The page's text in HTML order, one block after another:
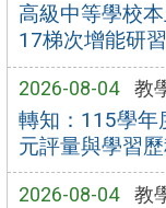
高級中等學校
17梯次增能研
2026-08-04 教
轉知：115學年
元評量與學習
2026-08-04 教